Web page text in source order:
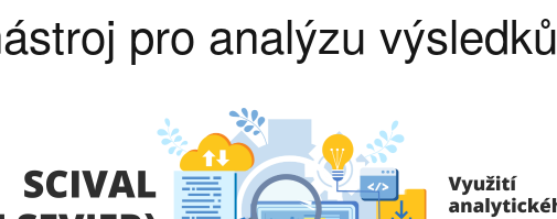
pro analýzu